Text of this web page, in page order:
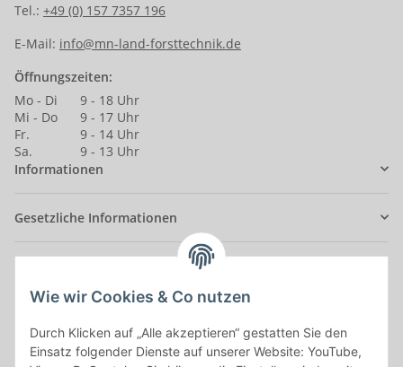
Wie wir Cookies & Co nutzen
Durch Klicken auf „Alle akzeptieren“ gestatten Sie den
Einsatz folgender Dienste auf unserer Website: YouTube,
Tel.: +49 (0) 157 7357 196
E-Mail: info@mn-land-forsttechnik.de
Öffnungszeiten:
Mo - Di
9 - 18 Uhr
Mi - Do
9 - 17 Uhr
Fr.
9 - 14 Uhr
Sa.
9 - 13 Uhr
Informationen
Gesetzliche Informationen
Alle mit*markierten Felder sind Pflichtfelder.
E-Mail-Adresse